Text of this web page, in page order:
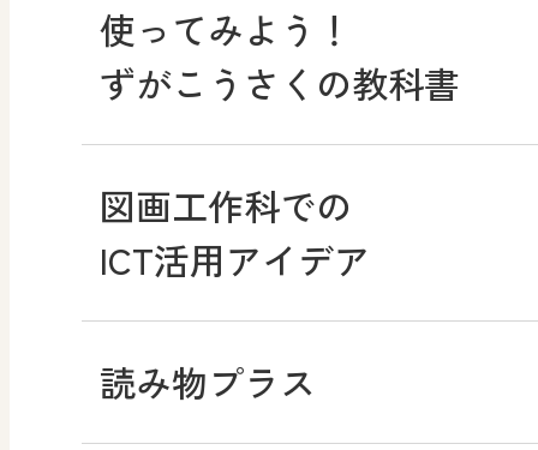
使ってみよう！
ずがこうさくの教科書
図画工作科での
ICT活用アイデア
読み物プラス